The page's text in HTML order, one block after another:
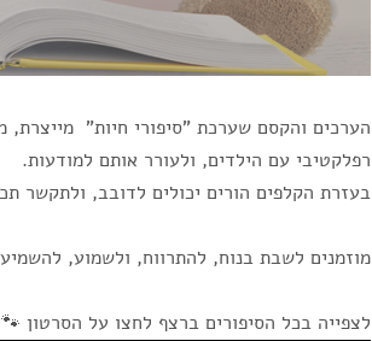
הערכים והקסם שערכת "סיפורי חיות"
רפלקטיבי עם הילדים, ולעורר אותם למודעות.
בעזרת הקלפים הורים יכולים לדובב, ולתקשר
מוזמנים לשבת בנוח, להתרווח, ולשמוע,
לצפייה בכל הסיפורים ברצף לחצו על הסרטון 🐾